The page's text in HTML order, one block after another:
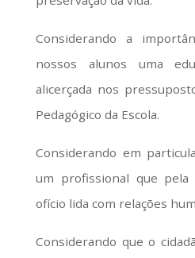
Considerando a
nossos alunos uma
alicerçada nos
Pedagógico da Escola.
Considerando em
um profissional que
ofício lida com relações
Considerando que o